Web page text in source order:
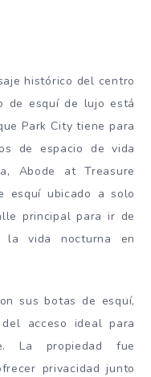
histórico del centro
de esquí de lujo está
Park City tiene para
de espacio de vida
Abode at Treasure
esquí ubicado a solo
principal para ir de
la vida nocturna en
sus botas de esquí,
acceso ideal para
La propiedad fue
privacidad junto